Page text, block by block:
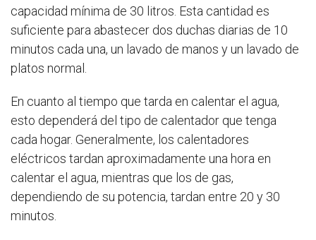
capacidad mínima de 30 litros. Esta cantidad es
suficiente para abastecer dos duchas diarias de 10
minutos cada una, un lavado de manos y un lavado de
platos normal.
En cuanto al tiempo que tarda en calentar el agua,
esto dependerá del tipo de calentador que tenga
cada hogar. Generalmente, los calentadores
eléctricos tardan aproximadamente una hora en
calentar el agua, mientras que los de gas,
dependiendo de su potencia, tardan entre 20 y 30
minutos.